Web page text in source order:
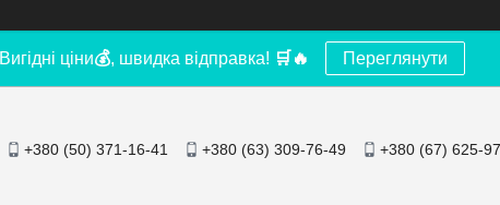
Вигідні ціни💰, швидка відправка! 🛒 🔥 Переглянути
+380 (50) 371-16-41 +380 (63) 309-76-49 +380 (67) 625-